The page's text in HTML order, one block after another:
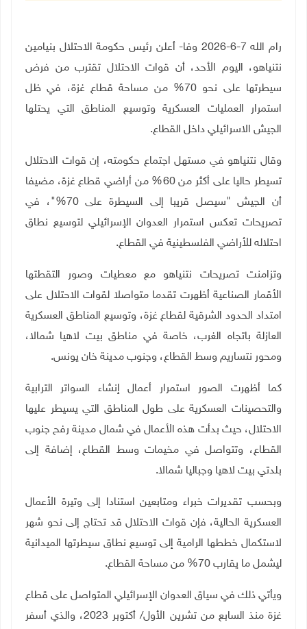
رام الله 7-6-2026 وفا- أعلن رئيس حكومة الاحتلال بنيامين
نتنياهو، اليوم الأحد، أن قوات الاحتلال تقترب من فرض
سيطرتها على نحو 70% من مساحة قطاع غزة، في ظل
استمرار العمليات العسكرية وتوسيع المناطق التي يحتلها
الجيش الاسرائيلي داخل القطاع.
وقال نتنياهو في مستهل اجتماع حكومته، إن قوات الاحتلال
تسيطر حاليا على أكثر من 60% من أراضي قطاع غزة، مضيفا
أن الجيش "سيصل قريبا إلى السيطرة على 70%"، في
تصريحات تعكس استمرار العدوان الإسرائيلي لتوسيع نطاق
احتلاله للأراضي الفلسطينية في القطاع.
وتزامنت تصريحات نتنياهو مع معطيات وصور التقطتها
الأقمار الصناعية أظهرت تقدما متواصلا لقوات الاحتلال على
امتداد الحدود الشرقية لقطاع غزة، وتوسيع المناطق العسكرية
العازلة باتجاه الغرب، خاصة في مناطق بيت لاهيا شمالا،
ومحور نتساريم وسط القطاع، وجنوب مدينة خان يونس.
كما أظهرت الصور استمرار أعمال إنشاء السواتر الترابية
والتحصينات العسكرية على طول المناطق التي يسيطر عليها
الاحتلال، حيث بدأت هذه الأعمال في شمال مدينة رفح جنوب
القطاع، وتتواصل في مخيمات وسط القطاع، إضافة إلى
بلدتي بيت لاهيا وجباليا شمالا.
وبحسب تقديرات خبراء ومتابعين استنادا إلى وتيرة الأعمال
العسكرية الحالية، فإن قوات الاحتلال قد تحتاج إلى نحو شهر
لاستكمال خططها الرامية إلى توسيع نطاق سيطرتها الميدانية
ليشمل ما يقارب 70% من مساحة القطاع
.
ويأتي ذلك في سياق العدوان الإسرائيلي المتواصل على قطاع
غزة منذ السابع من تشرين الأول/ أكتوبر 2023، والذي أسفر